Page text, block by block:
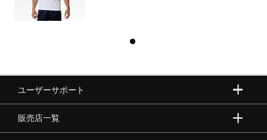
ユーザーサポート
販売店一覧